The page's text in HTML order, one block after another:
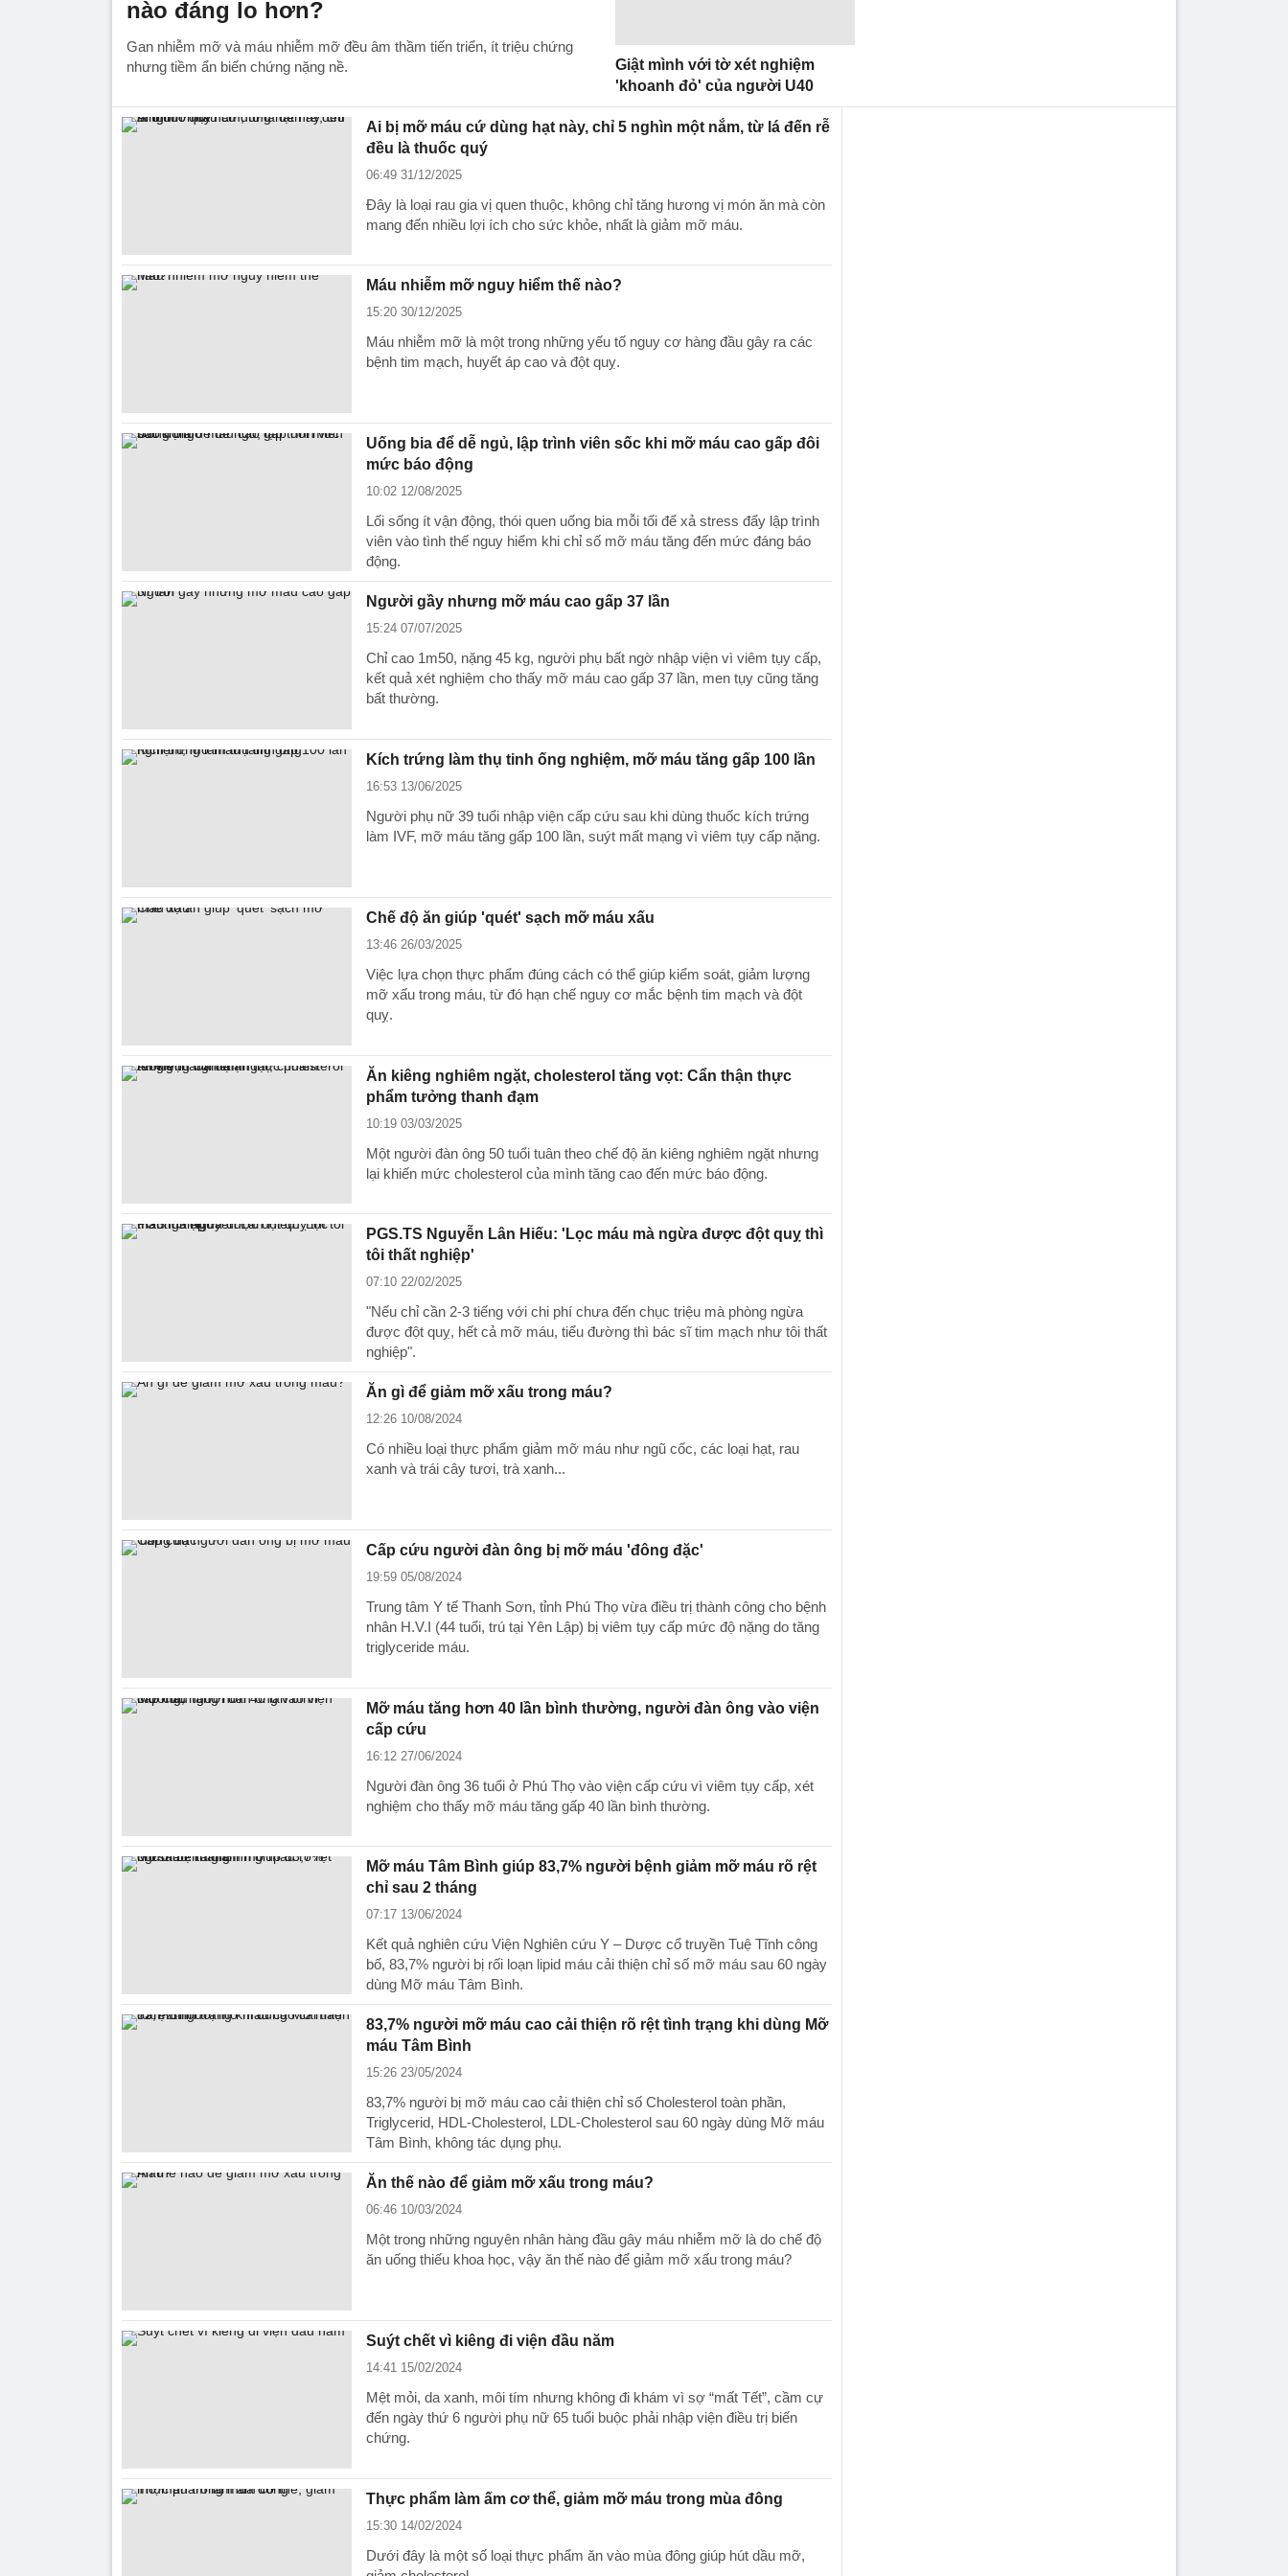
nào đáng lo hơn?
Gan nhiễm mỡ và máu nhiễm mỡ đều âm thầm tiến triển, ít triệu chứng
nhưng tiềm ẩn biến chứng nặng nề.
Giật mình với tờ xét nghiệm
'khoanh đỏ' của người U40
Ai bị mỡ máu cứ dùng hạt này, chỉ 5 nghìn một nắm, từ lá đến rễ
đều là thuốc quý
06:49 31/12/2025
Đây là loại rau gia vị quen thuộc, không chỉ tăng hương vị món ăn mà còn
mang đến nhiều lợi ích cho sức khỏe, nhất là giảm mỡ máu.
Máu nhiễm mỡ nguy hiểm thế nào?
15:20 30/12/2025
Máu nhiễm mỡ là một trong những yếu tố nguy cơ hàng đầu gây ra các
bệnh tim mạch, huyết áp cao và đột quỵ.
Uống bia để dễ ngủ, lập trình viên sốc khi mỡ máu cao gấp đôi
mức báo động
10:02 12/08/2025
Lối sống ít vận động, thói quen uống bia mỗi tối để xả stress đẩy lập trình
viên vào tình thế nguy hiểm khi chỉ số mỡ máu tăng đến mức đáng báo
động.
Người gầy nhưng mỡ máu cao gấp 37 lần
15:24 07/07/2025
Chỉ cao 1m50, nặng 45 kg, người phụ bất ngờ nhập viện vì viêm tụy cấp,
kết quả xét nghiệm cho thấy mỡ máu cao gấp 37 lần, men tụy cũng tăng
bất thường.
Kích trứng làm thụ tinh ống nghiệm, mỡ máu tăng gấp 100 lần
16:53 13/06/2025
Người phụ nữ 39 tuổi nhập viện cấp cứu sau khi dùng thuốc kích trứng
làm IVF, mỡ máu tăng gấp 100 lần, suýt mất mạng vì viêm tụy cấp nặng.
Chế độ ăn giúp 'quét' sạch mỡ máu xấu
13:46 26/03/2025
Việc lựa chọn thực phẩm đúng cách có thể giúp kiểm soát, giảm lượng
mỡ xấu trong máu, từ đó hạn chế nguy cơ mắc bệnh tim mạch và đột
quỵ.
Ăn kiêng nghiêm ngặt, cholesterol tăng vọt: Cẩn thận thực
phẩm tưởng thanh đạm
10:19 03/03/2025
Một người đàn ông 50 tuổi tuân theo chế độ ăn kiêng nghiêm ngặt nhưng
lại khiến mức cholesterol của mình tăng cao đến mức báo động.
PGS.TS Nguyễn Lân Hiếu: 'Lọc máu mà ngừa được đột quỵ thì
tôi thất nghiệp'
07:10 22/02/2025
"Nếu chỉ cần 2-3 tiếng với chi phí chưa đến chục triệu mà phòng ngừa
được đột quỵ, hết cả mỡ máu, tiểu đường thì bác sĩ tim mạch như tôi thất
nghiệp".
Ăn gì để giảm mỡ xấu trong máu?
12:26 10/08/2024
Có nhiều loại thực phẩm giảm mỡ máu như ngũ cốc, các loại hạt, rau
xanh và trái cây tươi, trà xanh...
Cấp cứu người đàn ông bị mỡ máu 'đông đặc'
19:59 05/08/2024
Trung tâm Y tế Thanh Sơn, tỉnh Phú Thọ vừa điều trị thành công cho bệnh
nhân H.V.I (44 tuổi, trú tại Yên Lập) bị viêm tụy cấp mức độ nặng do tăng
triglyceride máu.
Mỡ máu tăng hơn 40 lần bình thường, người đàn ông vào viện
cấp cứu
16:12 27/06/2024
Người đàn ông 36 tuổi ở Phú Thọ vào viện cấp cứu vì viêm tụy cấp, xét
nghiệm cho thấy mỡ máu tăng gấp 40 lần bình thường.
Mỡ máu Tâm Bình giúp 83,7% người bệnh giảm mỡ máu rõ rệt
chỉ sau 2 tháng
07:17 13/06/2024
Kết quả nghiên cứu Viện Nghiên cứu Y – Dược cổ truyền Tuệ Tĩnh công
bố, 83,7% người bị rối loạn lipid máu cải thiện chỉ số mỡ máu sau 60 ngày
dùng Mỡ máu Tâm Bình.
83,7% người mỡ máu cao cải thiện rõ rệt tình trạng khi dùng Mỡ
máu Tâm Bình
15:26 23/05/2024
83,7% người bị mỡ máu cao cải thiện chỉ số Cholesterol toàn phần,
Triglycerid, HDL-Cholesterol, LDL-Cholesterol sau 60 ngày dùng Mỡ máu
Tâm Bình, không tác dụng phụ.
Ăn thế nào để giảm mỡ xấu trong máu?
06:46 10/03/2024
Một trong những nguyên nhân hàng đầu gây máu nhiễm mỡ là do chế độ
ăn uống thiếu khoa học, vậy ăn thế nào để giảm mỡ xấu trong máu?
Suýt chết vì kiêng đi viện đầu năm
14:41 15/02/2024
Mệt mỏi, da xanh, môi tím nhưng không đi khám vì sợ “mất Tết”, cầm cự
đến ngày thứ 6 người phụ nữ 65 tuổi buộc phải nhập viện điều trị biến
chứng.
Thực phẩm làm ấm cơ thể, giảm mỡ máu trong mùa đông
15:30 14/02/2024
Dưới đây là một số loại thực phẩm ăn vào mùa đông giúp hút dầu mỡ,